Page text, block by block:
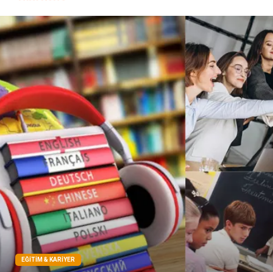
Çadır Yazı Tahtaları
Pet Malzemeleri
EĞITIM & KARIYER